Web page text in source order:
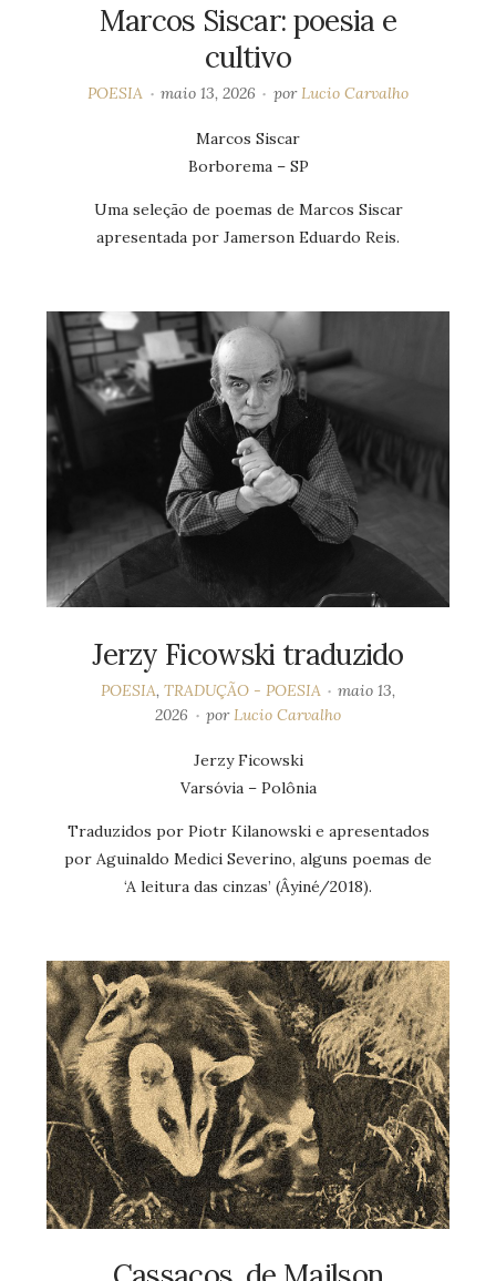
Marcos Siscar: poesia e
cultivo
POESIA maio 13, 2026 por Lucio Carvalho
Marcos Siscar
Borborema – SP
Uma seleção de poemas de Marcos Siscar
apresentada por Jamerson Eduardo Reis.
Jerzy Ficowski traduzido
POESIA, TRADUÇÃO - POESIA
maio 13,
2026
porLucio Carvalho
Jerzy Ficowski
Varsóvia – Polônia
Traduzidos por Piotr Kilanowski e apresentados
por Aguinaldo Medici Severino, alguns poemas de
‘A leitura das cinzas’ (Âyiné/2018).